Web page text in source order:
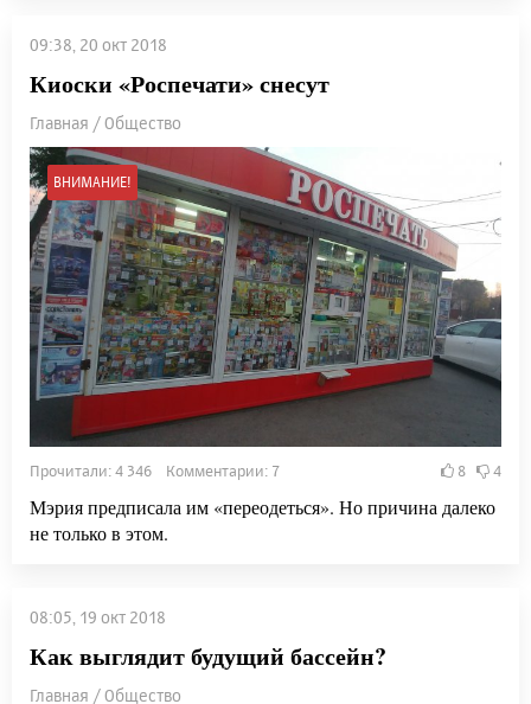
09:38, 20 окт 2018
Киоски «Роспечати» снесут
Главная / Общество
ВНИМАНИЕ!
Прочитали: 4 346 Комментарии: 7 8 4
Мэрия предписала им «переодеться». Но причина далеко
не только в этом.
08:05, 19 окт 2018
Как выглядит будущий бассейн?
Главная / Общество